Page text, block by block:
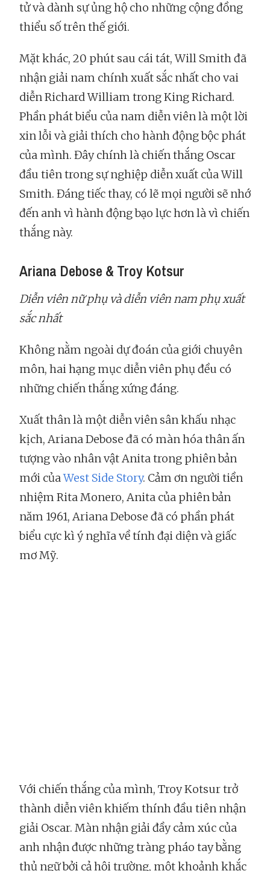
tử và dành sự ủng hộ cho những cộng đồng
thiểu số trên thế giới.
Mặt khác, 20 phút sau cái tát, Will Smith đã
nhận giải nam chính xuất sắc nhất cho vai
diễn Richard William trong King Richard.
Phần phát biểu của nam diễn viên là một lời
xin lỗi và giải thích cho hành động bộc phát
của mình. Đây chính là chiến thắng Oscar
đầu tiên trong sự nghiệp diễn xuất của Will
Smith. Đáng tiếc thay, có lẽ mọi người sẽ nhớ
đến anh vì hành động bạo lực hơn là vì chiến
thắng này.
Ariana Debose & Troy Kotsur
Diễn viên nữ phụ và diễn viên nam phụ xuất
sắc nhất
Không nằm ngoài dự đoán của giới chuyên
môn, hai hạng mục diễn viên phụ đều có
những chiến thắng xứng đáng.
Xuất thân là một diễn viên sân khấu nhạc
kịch, Ariana Debose đã có màn hóa thân ấn
tượng vào nhân vật Anita trong phiên bản
mới củaWest Side Story. Cảm ơn người tiền
nhiệm Rita Monero, Anita của phiên bản
năm 1961, Ariana Debose đã có phần phát
biểu cực kì ý nghĩa về tính đại diện và giấc
mơ Mỹ.
Với chiến thắng của mình, Troy Kotsur trở
thành diễn viên khiếm thính đầu tiên nhận
giải Oscar. Màn nhận giải đầy cảm xúc của
anh nhận được những tràng pháo tay bằng
thủ ngữ bởi cả hội trường, một khoảnh khắc